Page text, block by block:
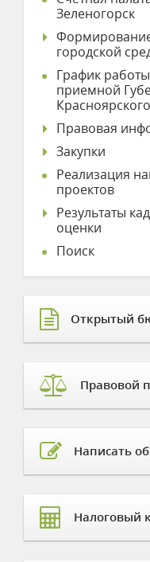
Зеленогорск
городской
График
приемной
Правовая
Закупки
Реализация
проектов
Результаты
оценки
Поиск
Открытый
Правовой
Написать
Налоговый